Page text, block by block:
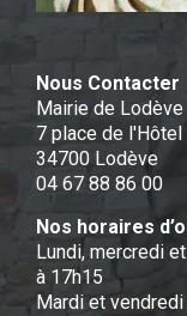
Nous Contacter
Mairie de Lodève
7 place de
34700 Lodève
04 67 88 86 00
Nos horaires
Lundi, mercredi
à 17h15
Mardi et